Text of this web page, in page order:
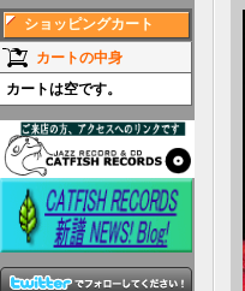
ショッピングカート
カートの中身
カートは空です。